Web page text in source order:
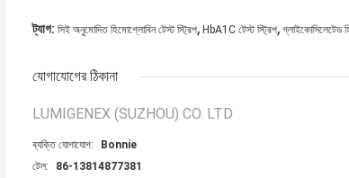
ট্যাগ: সিই অনুমোদিত হিমোগ্লোবিন টেস্ট স্ট্রিপ, HbA1C টেস্ট স্ট্রিপ, গ্লাইকোসিলেটেড
যোগাযোগের ঠিকানা
LUMIGENEX (SUZHOU) CO. LTD
ব্যক্তি যোগাযোগ:
Bonnie
টেল:
86-13814877381